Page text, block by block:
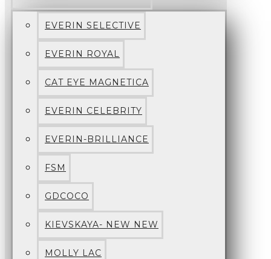
EVERIN SELECTIVE
EVERIN ROYAL
CAT EYE MAGNETICA
EVERIN CELEBRITY
EVERIN-BRILLIANCE
FSM
GDCOCO
KIEVSKAYA- NEW NEW
MOLLY LAC